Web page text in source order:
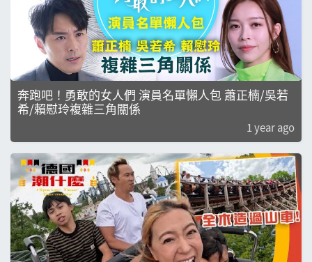
奔跑吧！勇敢的女人們 演員名單懶人包 蕭正楠/吳若
希/賴慰玲複雜三角關係
1 year ago